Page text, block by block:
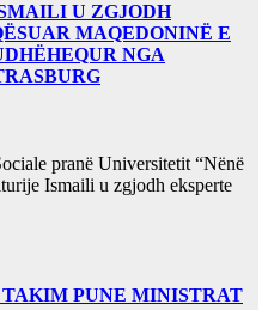
U ZGJODH
MAQEDONINË E
NGA
pranë Universitetit “Nënë
Ismaili u zgjodh eksperte
PUNE MINISTRAT